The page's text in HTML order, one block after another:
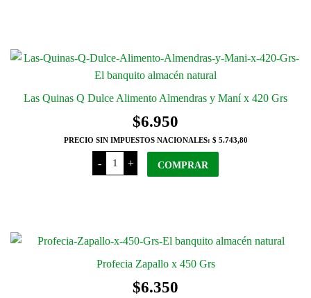
x
Grs
Las Quinas Q Dulce Alimento Almendras y Maní x 420 Grs
$6.950
PRECIO SIN IMPUESTOS NACIONALES: $ 5.743,80
-
Las
Quinas
Q
x
Grs
cantidad
+ COMPRAR
Profecia Zapallo x 450 Grs
$6.350